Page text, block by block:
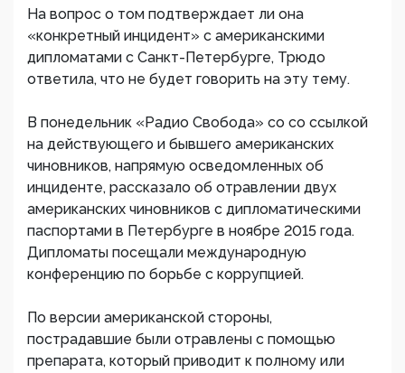
На вопрос о том подтверждает ли она
«конкретный инцидент» с американскими
дипломатами с Санкт-Петербурге, Трюдо
ответила, что не будет говорить на эту тему.
В понедельник «Радио Свобода» со со ссылкой
на действующего и бывшего американских
чиновников, напрямую осведомленных об
инциденте, рассказало об отравлении двух
американских чиновников с дипломатическими
паспортами в Петербурге в ноябре 2015 года.
Дипломаты посещали международную
конференцию по борьбе с коррупцией.
По версии американской стороны,
пострадавшие были отравлены с помощью
препарата, который приводит к полному или